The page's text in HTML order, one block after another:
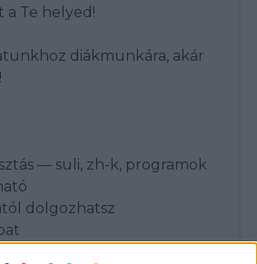
a Te helyed!
diákmunkára, akár
— suli, zh-k, programok
dolgozhatsz